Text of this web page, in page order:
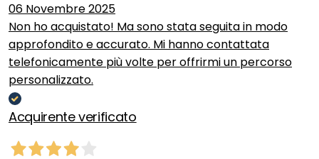
06 Novembre 2025
Non ho acquistato! Ma sono stata seguita in modo
approfondito e accurato. Mi hanno contattata
telefonicamente più volte per offrirmi un percorso
personalizzato.
Acquirente verificato